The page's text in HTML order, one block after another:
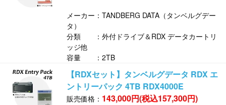
メーカー：TANDBERG DATA（タンベルグデー
タ）
分類 ：外付ドライブ＆RDX データカートリ
ッジ他
容量 ：2TB
【RDXセット】タンベルグデータ RDX エ
ントリーパック 4TB RDX4000E
販売価格： 143,000円(税込157,300円)